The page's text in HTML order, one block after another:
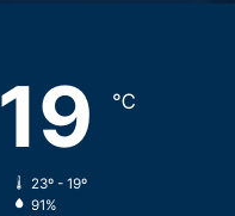
19 ℃
23º - 19º
91%